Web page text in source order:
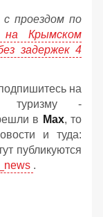
проездом по
на Крымском
задержек 4
на
туризму -
в Мах, то
и туда:
публикуются
.